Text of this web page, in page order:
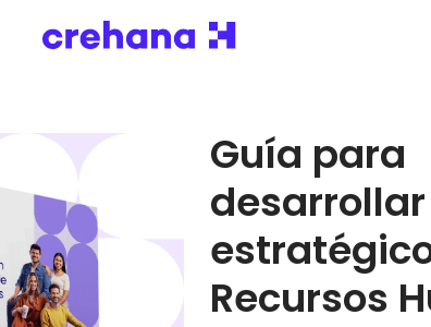
Guía para
Recursos